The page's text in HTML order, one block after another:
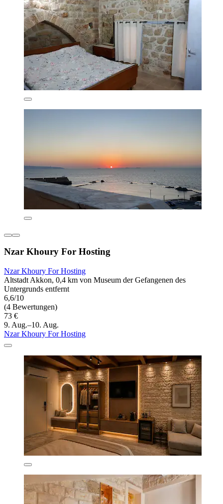
Nzar Khoury For Hosting
Nzar Khoury For Hosting
Altstadt Akkon, 0,4 km von Museum der Gefangenen des
Untergrunds entfernt
6,6/10
(4 Bewertungen)
73 €
9. Aug.–10. Aug.
Nzar Khoury For Hosting